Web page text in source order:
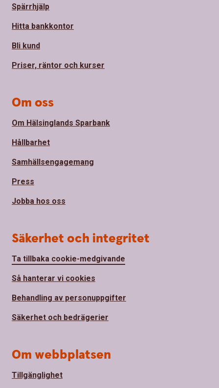
Spärrhjälp
Hitta bankkontor
Bli kund
Priser, räntor och kurser
Om oss
Om Hälsinglands Sparbank
Hållbarhet
Samhällsengagemang
Press
Jobba hos oss
Säkerhet och integritet
Ta tillbaka cookie-medgivande
Så hanterar vi cookies
Behandling av personuppgifter
Säkerhet och bedrägerier
Om webbplatsen
Tillgänglighet